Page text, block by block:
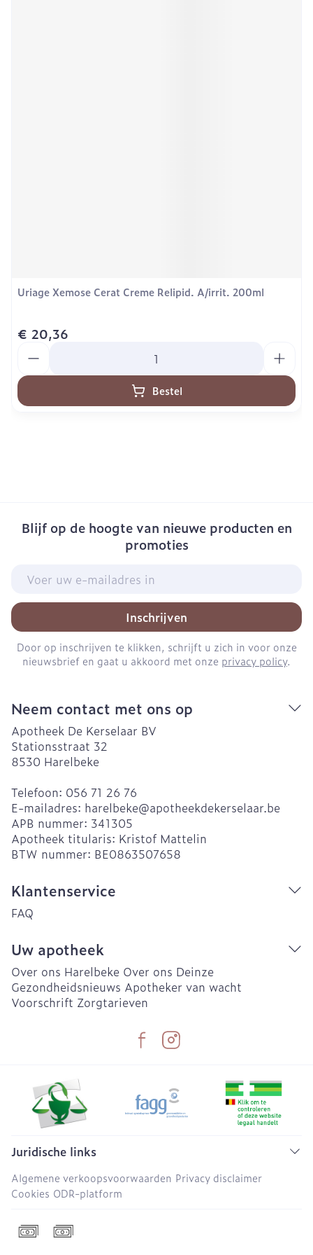
Uriage Xemose Cerat Creme Relipid. A/irrit. 200ml
€ 20,36
Bestel
Blijf op de hoogte van nieuwe producten en
promoties
Inschrijven
Door op inschrijven te klikken, schrijft u zich in voor onze
nieuwsbrief en gaat u akkoord met onze privacy policy.
Neem contact met ons op
Apotheek De Kerselaar BV
Stationsstraat 32
8530 Harelbeke
Telefoon: 056 71 26 76
E-mailadres: harelbeke@apotheekdekerselaar.be
APB nummer: 341305
Apotheek titularis: Kristof Mattelin
BTW nummer: BE0863507658
Klantenservice
FAQ
Uw apotheek
Over ons Harelbeke Over ons Deinze
Gezondheidsnieuws Apotheker van wacht
Voorschrift Zorgtarieven
Juridische links
Algemene verkoopsvoorwaarden Privacy disclaimer
Cookies ODR-platform